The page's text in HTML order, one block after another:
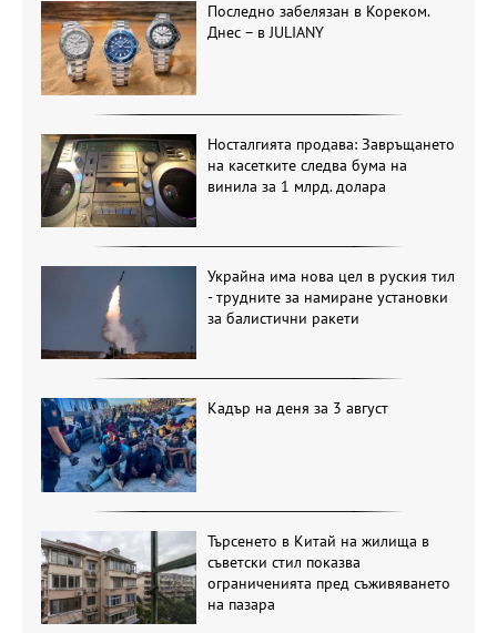
Последно забелязан в Кореком.
Днес – в JULIANY
Носталгията продава: Завръщането
на касетките следва бума на
винила за 1 млрд. долара
Украйна има нова цел в руския тил
- трудните за намиране установки
за балистични ракети
Кадър на деня за 3 август
Търсенето в Китай на жилища в
съветски стил показва
ограниченията пред съживяването
на пазара